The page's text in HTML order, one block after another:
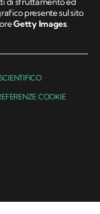
presente sul sito
Getty Images.
COOKIE